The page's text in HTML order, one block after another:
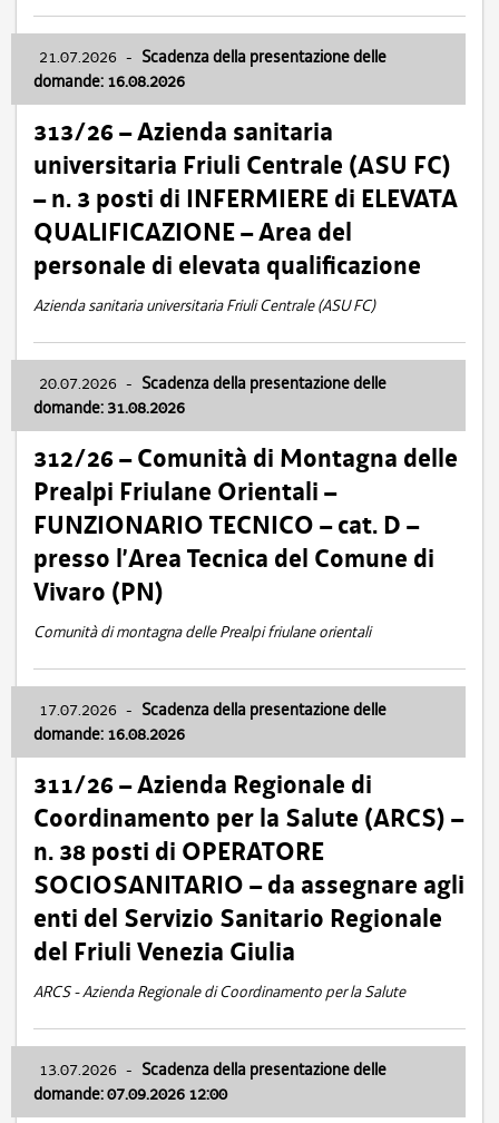
21.07.2026 - Scadenza della presentazione delle
domande: 16.08.2026
313/26 – Azienda sanitaria
universitaria Friuli Centrale (ASU FC)
– n. 3 posti di INFERMIERE di ELEVATA
QUALIFICAZIONE – Area del
personale di elevata qualificazione
Azienda sanitaria universitaria Friuli Centrale (ASU FC)
20.07.2026 - Scadenza della presentazione delle
domande: 31.08.2026
312/26 – Comunità di Montagna delle
Prealpi Friulane Orientali –
FUNZIONARIO TECNICO – cat. D –
presso l’Area Tecnica del Comune di
Vivaro (PN)
Comunità di montagna delle Prealpi friulane orientali
17.07.2026 - Scadenza della presentazione delle
domande: 16.08.2026
311/26 – Azienda Regionale di
Coordinamento per la Salute (ARCS) –
n. 38 posti di OPERATORE
SOCIOSANITARIO – da assegnare agli
enti del Servizio Sanitario Regionale
del Friuli Venezia Giulia
ARCS - Azienda Regionale di Coordinamento per la Salute
13.07.2026 - Scadenza della presentazione delle
domande: 07.09.2026 12:00